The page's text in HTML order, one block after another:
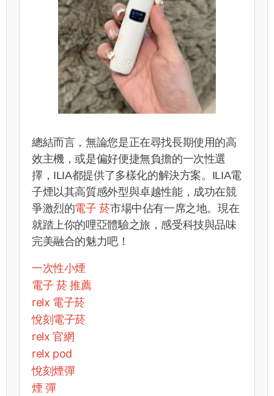
總結而言，無論您是正在尋找長期使用的高
效主機，或是偏好便捷無負擔的一次性選
擇，ILIA都提供了多樣化的解決方案。ILIA電
子煙以其高質感外型與卓越性能，成功在競
爭激烈的電子 菸市場中佔有一席之地。現在
就踏上你的哩亞體驗之旅，感受科技與品味
完美融合的魅力吧！
一次性小煙
電子 菸 推薦
relx 電子菸
悅刻電子菸
relx 官網
relx pod
悅刻煙彈
煙 彈